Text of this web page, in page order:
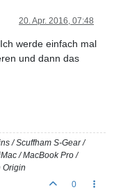
20. Apr. 2016, 07:48
werde einfach mal
und dann das
/ Scuffham S-Gear /
/ MacBook Pro /
Origin
0